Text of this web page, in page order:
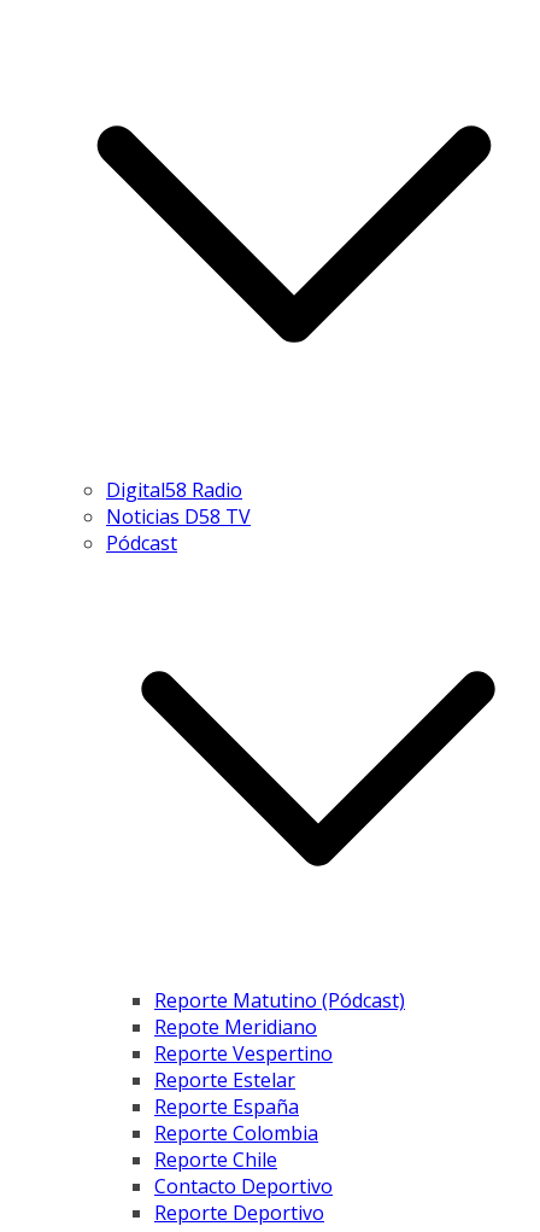
Digital58 Radio
Noticias D58 TV
Pódcast
Reporte Matutino (Pódcast)
Repote Meridiano
Reporte Vespertino
Reporte Estelar
Reporte España
Reporte Colombia
Reporte Chile
Contacto Deportivo
Reporte Deportivo